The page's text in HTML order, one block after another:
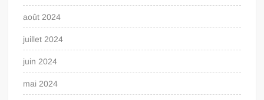
août 2024
juillet 2024
juin 2024
mai 2024